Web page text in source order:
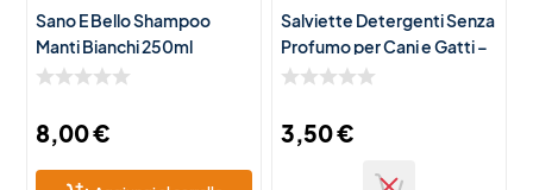
Sano E Bello Shampoo
Manti Bianchi 250ml
8,00€
Salviette Detergenti Senza
Profumo per Cani e Gatti –
Igienizzanti e Delicate per
3,50€